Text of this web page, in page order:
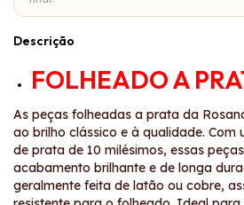
Descrição
FOLHEADO A
As peças folheadas a prata da
ao brilho clássico e à qualidade. Com
de prata de 10 milésimos, essas
acabamento brilhante e de longa
geralmente feita de latão ou cobre,